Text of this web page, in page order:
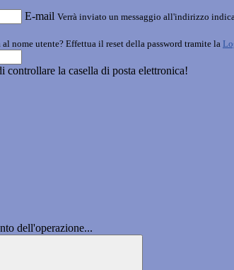
E-mail Verrà inviato un messaggio all'indirizzo
nome utente? Effettua il reset della password tramite la
controllare la casella di posta elettronica!
dell'operazione...